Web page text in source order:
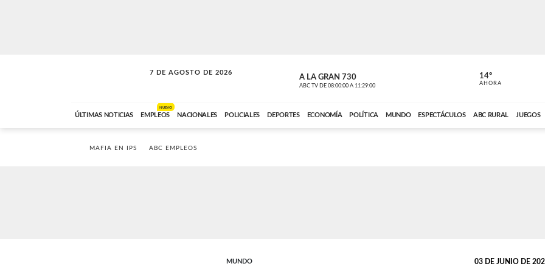
7 DE AGOSTO DE 2026
LA MOVIDA A LA GRAN 730
ABC TV DE 08:00:00 A 11:29:00 ABC CARDINAL
14º
AHORA
ÚLTIMAS NOTICIAS EMPLEOS
NUEVO
NACIONALES POLICIALES DEPORTES ECONOMÍA POLÍTICA MUNDO ESPECTÁCULOS ABC RURAL JUEGOS
MAFIA EN IPS ABC EMPLEOS
MUNDO 03 DE JUNIO DE